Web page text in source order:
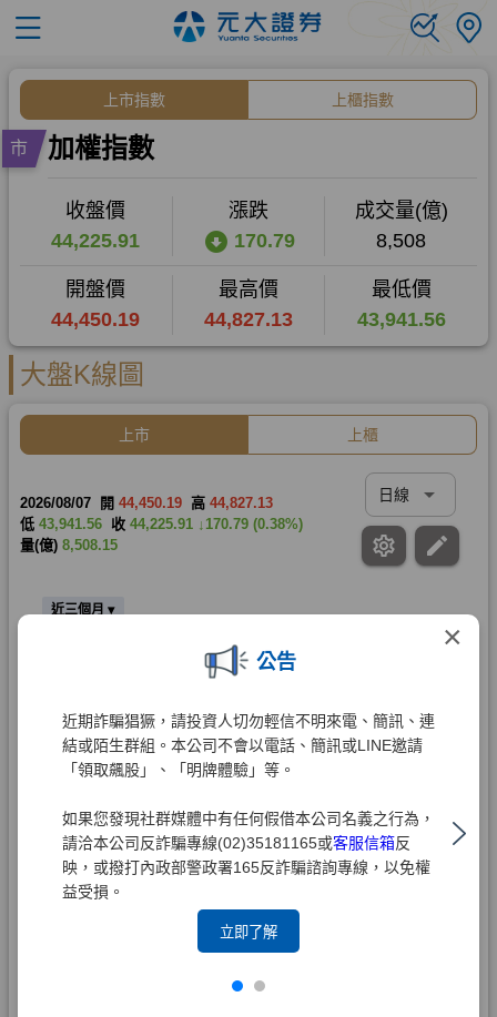
×
公告
近期詐騙猖獗，請投資人切勿輕信不明來電、簡訊、連
結或陌生群組。本公司不會以電話、簡訊或LINE邀請
「領取飆股」、「明牌體驗」等。
如果您發現社群媒體中有任何假借本公司名義之行為，
請洽本公司反詐騙專線(02)35181165或客服信箱反
映，或撥打內政部警政署165反詐騙諮詢專線，以免權
益受損。
立即了解